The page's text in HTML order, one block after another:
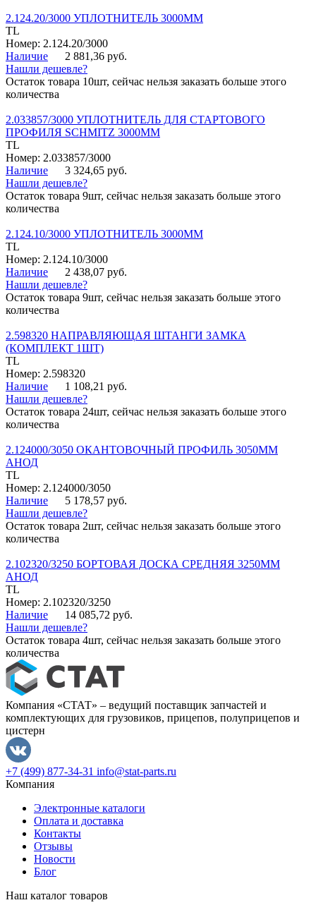
2.124.20/3000 УПЛОТНИТЕЛЬ 3000ММ
TL
Номер: 2.124.20/3000
Наличие
2 881,36 руб.
Нашли дешевле?
Остаток товара 10шт, сейчас нельзя заказать больше этого
количества
2.033857/3000 УПЛОТНИТЕЛЬ ДЛЯ СТАРТОВОГО
ПРОФИЛЯ SCHMITZ 3000ММ
TL
Номер: 2.033857/3000
Наличие
3 324,65 руб.
Нашли дешевле?
Остаток товара 9шт, сейчас нельзя заказать больше этого
количества
2.124.10/3000 УПЛОТНИТЕЛЬ 3000ММ
TL
Номер: 2.124.10/3000
Наличие
2 438,07 руб.
Нашли дешевле?
Остаток товара 9шт, сейчас нельзя заказать больше этого
количества
2.598320 НАПРАВЛЯЮЩАЯ ШТАНГИ ЗАМКА
(КОМПЛЕКТ 1ШТ)
TL
Номер: 2.598320
Наличие
1 108,21 руб.
Нашли дешевле?
Остаток товара 24шт, сейчас нельзя заказать больше этого
количества
2.124000/3050 ОКАНТОВОЧНЫЙ ПРОФИЛЬ 3050ММ
АНОД
TL
Номер: 2.124000/3050
Наличие
5 178,57 руб.
Нашли дешевле?
Остаток товара 2шт, сейчас нельзя заказать больше этого
количества
2.102320/3250 БОРТОВАЯ ДОСКА СРЕДНЯЯ 3250ММ
АНОД
TL
Номер: 2.102320/3250
Наличие
14 085,72 руб.
Нашли дешевле?
Остаток товара 4шт, сейчас нельзя заказать больше этого
количества
Компания «СТАТ» – ведущий поставщик запчастей и
комплектующих для грузовиков, прицепов, полуприцепов и
цистерн
+7 (499) 877-34-31 info@stat-parts.ru
Компания
Электронные каталоги
Оплата и доставка
Контакты
Отзывы
Новости
Блог
Наш каталог товаров